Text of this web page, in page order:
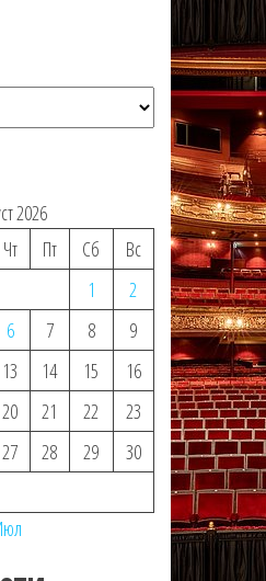
2026
Чт Пт Сб
Вс
1
2
6 7 8
9
13 14 15
16
20 21 22
23
27 28 29
30